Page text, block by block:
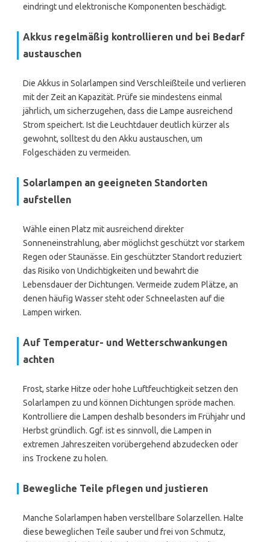
eindringt und elektronische Komponenten beschädigt.
Akkus regelmäßig kontrollieren und bei Bedarf
austauschen
Die Akkus in Solarlampen sind Verschleißteile und verlieren
mit der Zeit an Kapazität. Prüfe sie mindestens einmal
jährlich, um sicherzugehen, dass die Lampe ausreichend
Strom speichert. Ist die Leuchtdauer deutlich kürzer als
gewohnt, solltest du den Akku austauschen, um
Folgeschäden zu vermeiden.
Solarlampen an geeigneten Standorten
aufstellen
Wähle einen Platz mit ausreichend direkter
Sonneneinstrahlung, aber möglichst geschützt vor starkem
Regen oder Staunässe. Ein geschützter Standort reduziert
das Risiko von Undichtigkeiten und bewahrt die
Lebensdauer der Dichtungen. Vermeide zudem Plätze, an
denen häufig Wasser steht oder Schneelasten auf die
Lampen wirken.
Auf Temperatur- und Wetterschwankungen
achten
Frost, starke Hitze oder hohe Luftfeuchtigkeit setzen den
Solarlampen zu und können Dichtungen spröde machen.
Kontrolliere die Lampen deshalb besonders im Frühjahr und
Herbst gründlich. Ggf. ist es sinnvoll, die Lampen in
extremen Jahreszeiten vorübergehend abzudecken oder
ins Trockene zu holen.
Bewegliche Teile pflegen und justieren
Manche Solarlampen haben verstellbare Solarzellen. Halte
diese beweglichen Teile sauber und frei von Schmutz,